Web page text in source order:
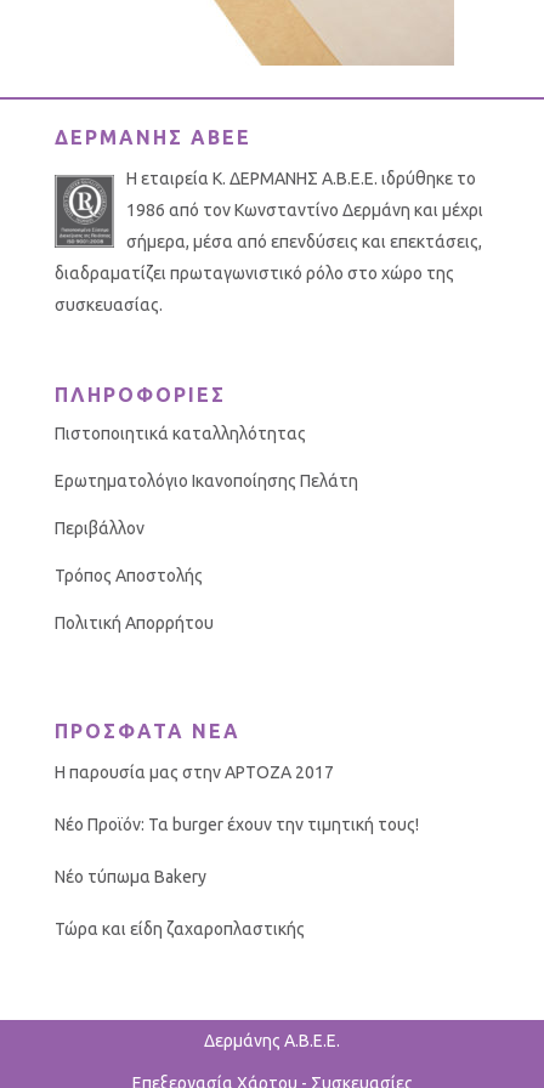
ΔΕΡΜΑΝΗΣ ΑΒΕΕ
Η εταιρεία Κ. ΔΕΡΜΑΝΗΣ Α.Β.Ε.Ε. ιδρύθηκε το
1986 από τον Κωνσταντίνο Δερμάνη και μέχρι
σήμερα, μέσα από επενδύσεις και επεκτάσεις,
διαδραματίζει πρωταγωνιστικό ρόλο στο χώρο της
συσκευασίας.
ΠΛΗΡΟΦΟΡΙΕΣ
Πιστοποιητικά καταλληλότητας
Ερωτηματολόγιο Ικανοποίησης Πελάτη
Περιβάλλον
Τρόπος Αποστολής
Πολιτική Απορρήτου
ΠΡΟΣΦΑΤΑ ΝΕΑ
Η παρουσία μας στην ΑΡΤΟΖΑ 2017
Νέο Προϊόν: Τα burger έχουν την τιμητική τους!
Νέο τύπωμα Bakery
Τώρα και είδη ζαχαροπλαστικής
Δερμάνης Α.Β.Ε.Ε.
Επεξεργασία Χάρτου - Συσκευασίες